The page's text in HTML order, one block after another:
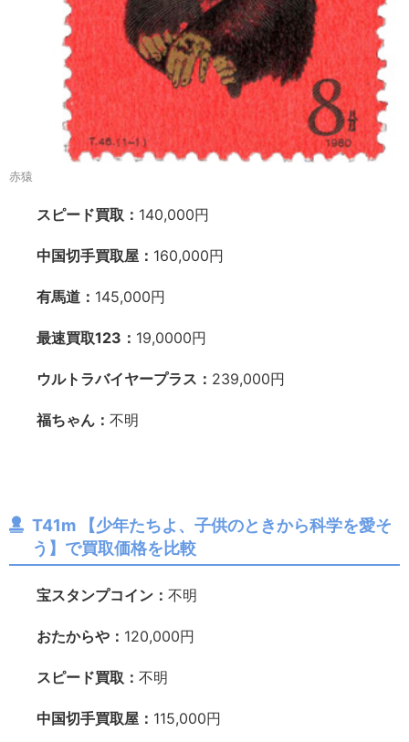
赤猿
スピード買取： 140,000円
中国切手買取屋： 160,000円
有馬道： 145,000円
最速買取123： 19,0000円
ウルトラバイヤープラス： 239,000円
福ちゃん： 不明
T41m 【少年たちよ、子供のときから科学を愛そ
う】で買取価格を比較
宝スタンプコイン： 不明
おたからや： 120,000円
スピード買取： 不明
中国切手買取屋： 115,000円